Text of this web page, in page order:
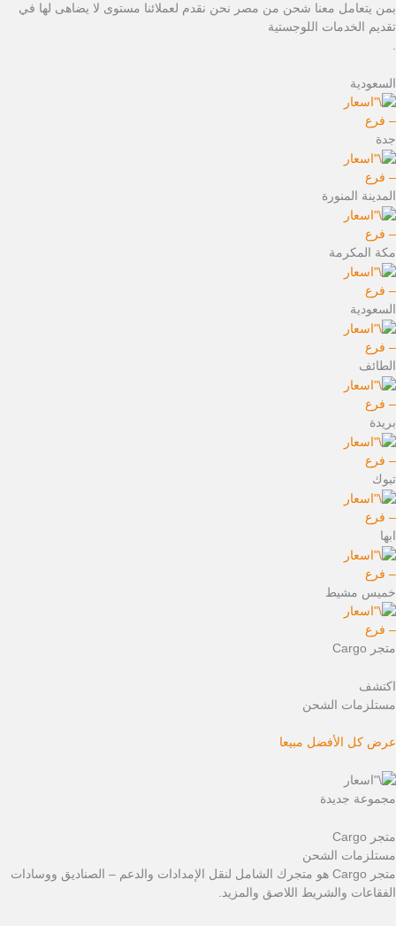
بمن يتعامل معنا شحن من مصر نحن نقدم لعملائنا مستوى لا يضاهى لها في
تقديم الخدمات اللوجستية
السعودية
– فرع
جدة
– فرع
المدينة المنورة
– فرع
مكة المكرمة
– فرع
السعودية
– فرع
الطائف
– فرع
بريدة
– فرع
تبوك
– فرع
ابها
– فرع
خميس مشيط
– فرع
متجر Cargo
اكتشف
مستلزمات الشحن
عرض كل الأفضل مبيعا
مجموعة جديدة
متجر Cargo
مستلزمات الشحن
متجر Cargo هو متجرك الشامل لنقل الإمدادات والدعم – الصناديق ووسادات
الفقاعات والشريط اللاصق والمزيد.